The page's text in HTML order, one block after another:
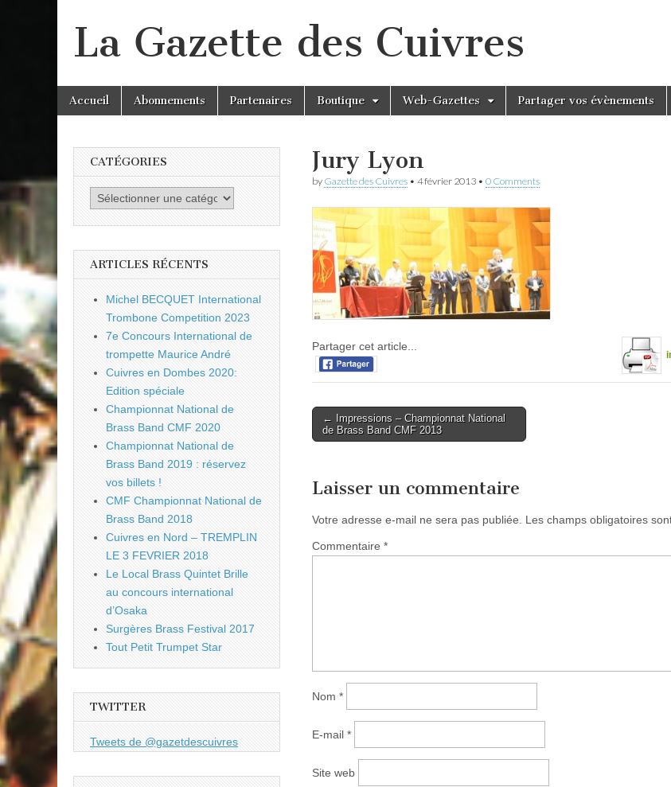
La Gazette des Cuivres
Main
menu
Skip
Accueil Abonnements Partenaires Boutique Web-Gazettes Partager vos évènements
Jury Lyon
by Gazette des Cuivres • 4 février 2013 • 0 Comments
Partager cet article...
Post
navigation
← Impressions – Championnat National
de Brass Band CMF 2013
Laisser un commentaire
Votre adresse e-mail ne sera pas publiée. Les champs obligatoires
Commentaire *
Nom *
E-mail *
Site web
CATÉGORIES
Catégories
ARTICLES RÉCENTS
Michel BECQUET International
Trombone Competition 2023
7e Concours International de
trompette Maurice André
Cuivres en Dombes 2020:
Edition spéciale
Championnat National de
Brass Band CMF 2020
Championnat National de
Brass Band 2019 : réservez
vos billets !
CMF Championnat National de
Brass Band 2018
Cuivres en Nord – TREMPLIN
LE 3 FEVRIER 2018
Le Local Brass Quintet Brille
au concours international
d’Osaka
Surgères Brass Festival 2017
Tout Petit Trumpet Star
TWITTER
Tweets de @gazetdescuivres